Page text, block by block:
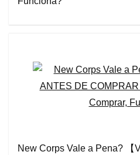
New Corps Vale a Pena? 【